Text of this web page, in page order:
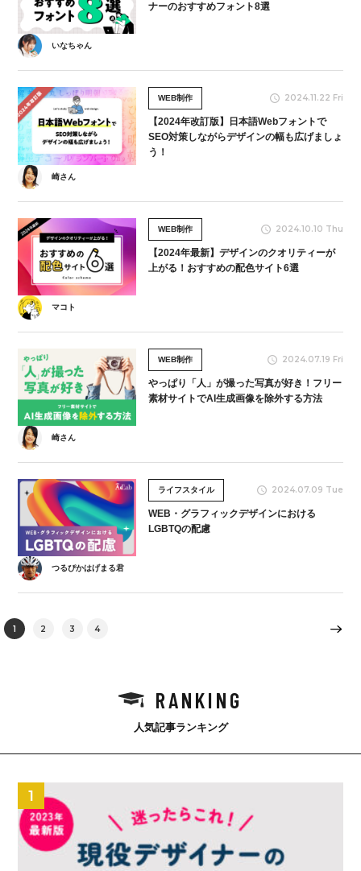
ナーのおすすめフォント8選
いなちゃん
WEB制作 2024.11.22 Fri
【2024年改訂版】日本語Webフォントで
SEO対策しながらデザインの幅も広げましょ
う！
崎さん
WEB制作 2024.10.10 Thu
【2024年最新】デザインのクオリティーが
上がる！おすすめの配色サイト6選
マコト
WEB制作 2024.07.19 Fri
やっぱり「人」が撮った写真が好き！フリー
素材サイトでAI生成画像を除外する方法
崎さん
ライフスタイル 2024.07.09 Tue
WEB・グラフィックデザインにおける
LGBTQの配慮
つるぴかはげまる君
1 2 3 4
RANKING
人気記事ランキング
1